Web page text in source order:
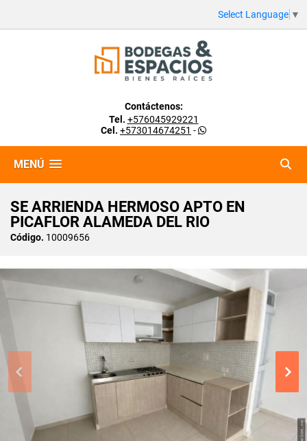
Select Language ▼
Contáctenos:
Tel. +576045929221
Cel. +573014674251 -
MENÚ
SE ARRIENDA HERMOSO APTO EN
PICAFLOR ALAMEDA DEL RIO
Código. 10009656